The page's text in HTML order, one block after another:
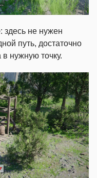
здесь не нужен
путь, достаточно
нужную точку.